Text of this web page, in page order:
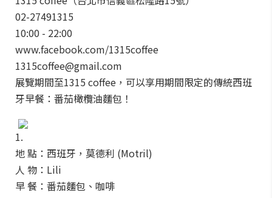
02-27491315
10:00 - 22:00
www.facebook.com/1315coffee
1315coffee@gmail.com
展覽期間至1315 coffee，可以享用期間限定的傳統西班
牙早餐：番茄橄欖油麵包！
1.
地 點：西班牙，莫德利 (Motril)
人 物：Lili
早 餐：番茄麵包、咖啡